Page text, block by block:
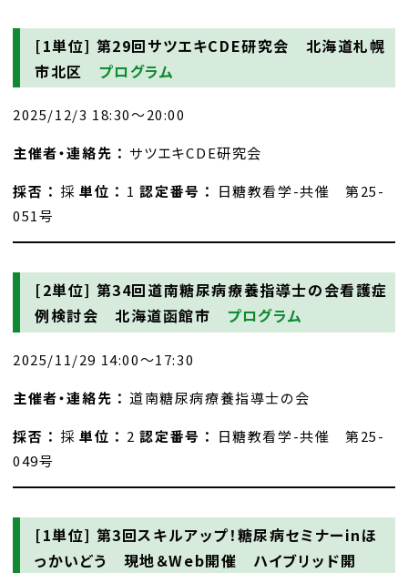
[1単位] 第29回サツエキCDE研究会 北海道札幌
市北区 プログラム
2025/12/3 18:30～20:00
主催者・連絡先 ： サツエキCDE研究会
採否 ： 採単位 ： 1認定番号 ： 日糖教看学-共催 第25-
051号
[2単位] 第34回道南糖尿病療養指導士の会看護症
例検討会 北海道函館市 プログラム
2025/11/29 14:00～17:30
主催者・連絡先 ： 道南糖尿病療養指導士の会
採否 ： 採単位 ： 2認定番号 ： 日糖教看学-共催 第25-
049号
[1単位] 第3回スキルアップ！糖尿病セミナーinほ
っかいどう 現地＆Web開催 ハイブリッド開